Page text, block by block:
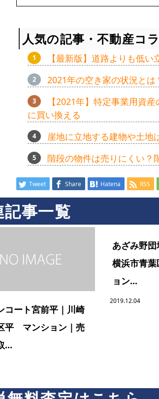
人気の記事・不動産コ
【最新版】道路よりも低
2021年の空き家の状況と
【2021年】特定事業用資
に買い換える
崖地に立地する建物や土地
階段の物件は売りにくい？
Tweet Share Hatena RSS
記事一覧
コート宮前平｜川崎
平 マンション｜売
...
あざみ野団
横浜市青
ョン...
2019.12.04